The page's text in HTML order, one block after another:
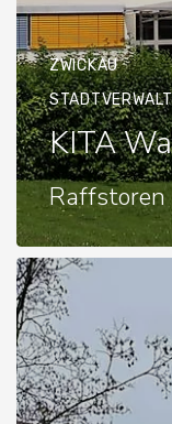
ZWICKAU
KITA
Raffstoren